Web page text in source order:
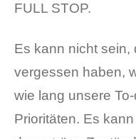
FULL STOP.
Es kann nicht sein,
vergessen haben,
wie lang unsere
Prioritäten. Es